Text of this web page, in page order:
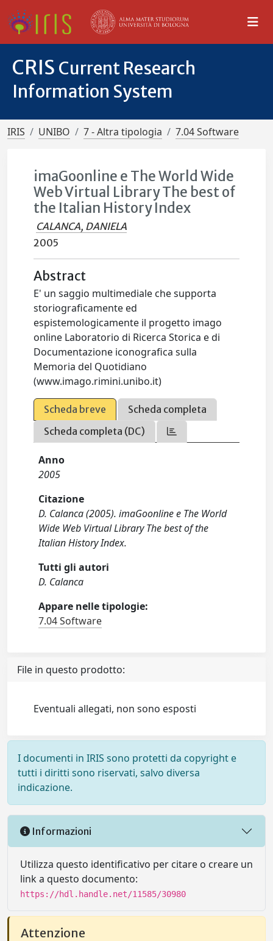
CRIS Current Research
Information System
IRIS UNIBO 7 - Altra tipologia 7.04 Software
imaGoonline e The World Wide
Web Virtual Library The best of
the Italian History Index
CALANCA, DANIELA
2005
Abstract
E' un saggio multimediale che supporta
storiograficamente ed
espistemologicamente il progetto imago
online Laboratorio di Ricerca Storica e di
Documentazione iconografica sulla
Memoria del Quotidiano
(www.imago.rimini.unibo.it)
Scheda breve
Scheda completa
Scheda completa (DC)
Anno
2005
Citazione
D. Calanca (2005). imaGoonline e The World
Wide Web Virtual Library The best of the
Italian History Index.
Tutti gli autori
D. Calanca
Appare nelle tipologie:
7.04 Software
File in questo prodotto:
Eventuali allegati, non sono esposti
I documenti in IRIS sono protetti da copyright e
tutti i diritti sono riservati, salvo diversa
indicazione.
Informazioni
Utilizza questo identificativo per citare o creare un
link a questo documento:
https://hdl.handle.net/11585/30980
Attenzione